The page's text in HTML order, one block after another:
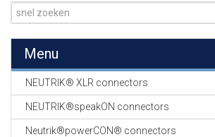
GEVLOCHTEN KOUS
EN
KRIMP KOUS
Menu
NEUTRIK® XLR connectors
NEUTRIK®speakON connectors
Neutrik®powerCON® connectors